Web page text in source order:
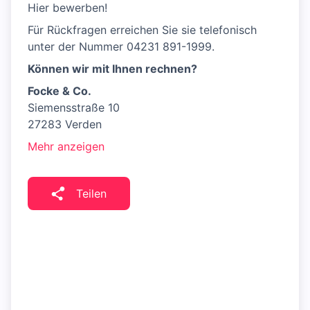
Hier bewerben!
Für Rückfragen erreichen Sie sie telefonisch
unter der Nummer 04231 891-1999.
Können wir mit Ihnen rechnen?
Focke & Co.
Siemensstraße 10
27283 Verden
Mehr anzeigen
Teilen